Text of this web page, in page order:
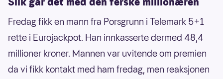
Fredag fikk en mann fra Porsgrunn i Telemark 5+1
rette i Eurojackpot. Han innkasserte dermed 48,4
millioner kroner. Mannen var uvitende om premien
da vi fikk kontakt med ham fredag, men reaksjonen